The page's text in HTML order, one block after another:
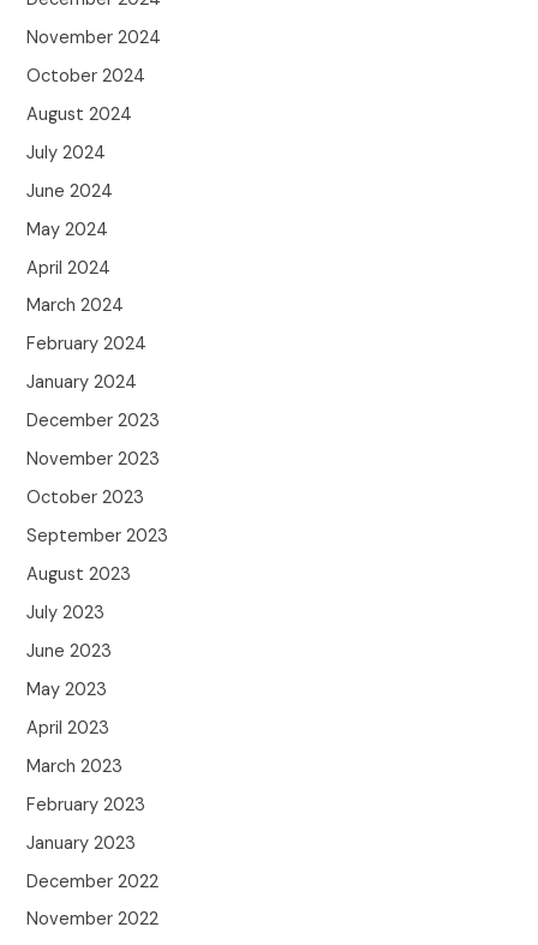
November 2024
October 2024
August 2024
July 2024
June 2024
May 2024
April 2024
March 2024
February 2024
January 2024
December 2023
November 2023
October 2023
September 2023
August 2023
July 2023
June 2023
May 2023
April 2023
March 2023
February 2023
January 2023
December 2022
November 2022